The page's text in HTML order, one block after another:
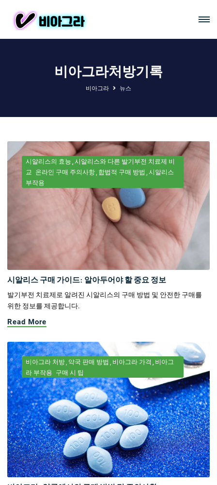
비아그라처방기록
비아그라 뉴스
시알리스의 효능 시알리스와 다른 발기부전 치료제 비
교 온라인 구매 주의사항 합법적 구매 방법 시알리스
부작용
시알리스 구매 가이드: 알아두어야 할 중요 정보
발기부전 치료제로 알려진 시알리스의 구매 방법 및 안전한 구매를
위한 정보를 제공합니다.
Read More
비아그라 처방 약국 판매 방법 비아그라 가격
비아그
라 부작용 구매 시 팁